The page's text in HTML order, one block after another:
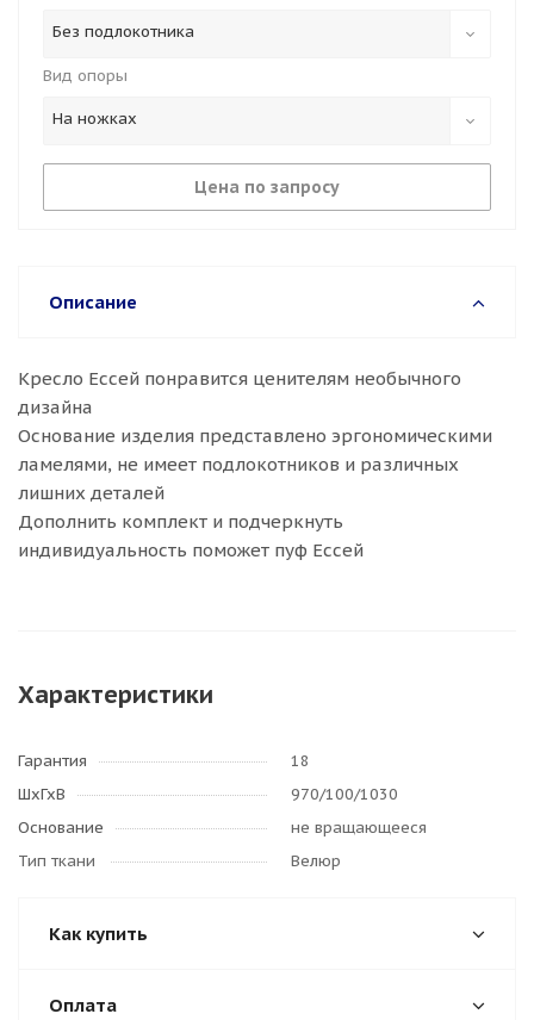
Без подлокотника
Вид опоры
На ножках
Цена по запросу
Описание
Кресло Ессей понравится ценителям необычного
дизайна
Основание изделия представлено эргономическими
ламелями, не имеет подлокотников и различных
лишних деталей
Дополнить комплект и подчеркнуть
индивидуальность поможет пуф Ессей
Характеристики
Гарантия
18
ШхГхВ
970/100/1030
Основание
не вращающееся
Тип ткани
Велюр
Как купить
Оплата